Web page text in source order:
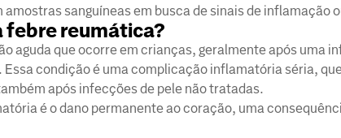
sanguíneas em busca de sinais de inflamação
febre reumática?
aguda que ocorre em crianças, geralmente após uma
condição é uma complicação inflamatória séria,
após infecções de pele não tratadas.
é o dano permanente ao coração, uma